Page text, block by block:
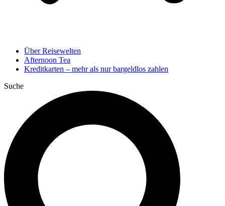
Über Reisewelten
Afternoon Tea
Kreditkarten – mehr als nur bargeldlos zahlen
Suche